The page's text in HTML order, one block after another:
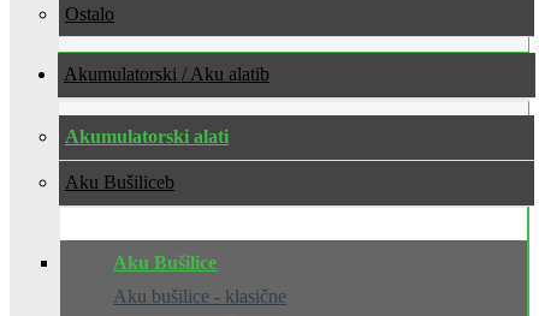
Ostalo
Akumulatorski / Aku alati
Akumulatorski alati
Aku Bušilice
Aku Bušilice
Aku bušilice - klasične